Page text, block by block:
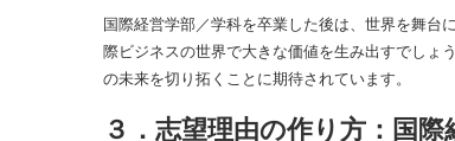
国際経営学部／学科を卒業した後は、世界を舞台
際ビジネスの世界で大きな価値を生み出すでしょ
の未来を切り拓くことに期待されています。
３．志望理由の作り方：国